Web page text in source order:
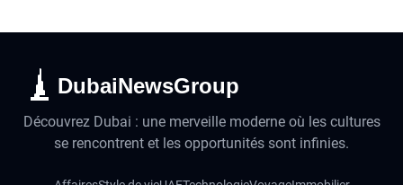
DubaiNewsGroup
Découvrez Dubai : une merveille moderne où les cultures
se rencontrent et les opportunités sont infinies.